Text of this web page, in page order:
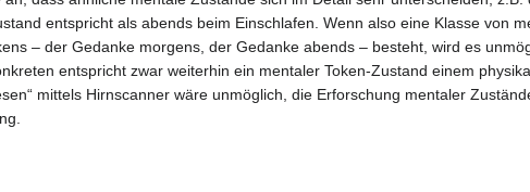
entspricht als abends beim Einschlafen. Wenn also eine Klasse von
– der Gedanke morgens, der Gedanke abends – besteht, wird es
entspricht zwar weiterhin ein mentaler Token-Zustand einem
mittels Hirnscanner wäre unmöglich, die Erforschung mentaler